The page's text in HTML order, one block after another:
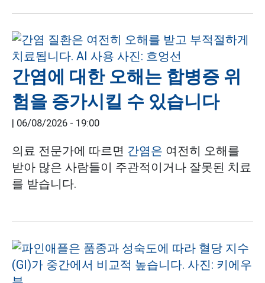
간염에 대한 오해는 합병증 위
험을 증가시킬 수 있습니다
| 06/08/2026 - 19:00
의료 전문가에 따르면 간염은 여전히 오해를
받아 많은 사람들이 주관적이거나 잘못된 치료
를 받습니다.